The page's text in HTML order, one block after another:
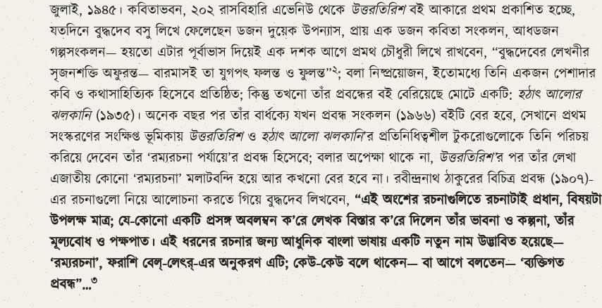
জুলাই, ১৯৪৫। কবিতাভবন, ২০২ রাসবিহারি এভেনিউ থেকে উত্তরতিরিশবই আকারে প্রথম প্রকাশিত হচ্ছে,
যতদিনে বুদ্ধদেব বসু লিখে ফেলেছেন ডজন দুয়েক উপন্যাস, প্রায় এক ডজন কবিতা সংকলন, আধডজন
গল্পসংকলন— হয়তো এটার পূর্বাভাস দিয়েই এক দশক আগে প্রমথ চৌধুরী লিখে রাখবেন, “বুদ্ধদেবের লেখনীর
সৃজনশক্তি অফুরন্ত— বারমাসই তা যুগপৎ ফলন্ত ও ফুলন্ত”২; বলা নিষ্প্রয়োজন, ইতোমধ্যে তিনি একজন পেশাদার
কবি ও কথাসাহিত্যিক হিসেবে প্রতিষ্ঠিত; কিন্তু তখনো তাঁর প্রবন্ধের বই বেরিয়েছে মোটে একটি: হঠাৎ আলোর
ঝলকানি(১৯৩৫)। অনেক বছর পর তাঁর বার্ধক্যে যখন প্রবন্ধ সংকলন (১৯৬৬) বইটি বের হবে, সেখানে প্রথম
সংস্করণের সংক্ষিপ্ত ভূমিকায় উত্তরতিরিশও হঠাৎ আলো ঝলকানি’র প্রতিনিধিত্বশীল টুকরোগুলোকে তিনি পরিচয়
করিয়ে দেবেন তাঁর ‘রম্যরচনা পর্যায়ে’র প্রবন্ধ হিসেবে; বলার অপেক্ষা থাকে না,উত্তরতিরিশ’র পর তাঁর লেখা
এজাতীয় কোনো ‘রম্যরচনা’ মলাটবন্দি হয়ে আর কখনো বের হবে না। রবীন্দ্রনাথ ঠাকুরের বিচিত্র প্রবন্ধ (১৯০৭)-
এর রচনাগুলো নিয়ে আলোচনা করতে গিয়ে বুদ্ধদেব লিখবেন, “এই অংশের রচনাগুলিতে রচনাটাই প্রধান, বিষয়টা
উপলক্ষ মাত্র; যে-কোনো একটি প্রসঙ্গ অবলম্বন ক’রে লেখক বিস্তার ক’রে দিলেন তাঁর ভাবনা ও কল্পনা, তাঁর
মূল্যবোধ ও পক্ষপাত। এই ধরনের রচনার জন্য আধুনিক বাংলা ভাষায় একটি নতুন নাম উদ্ভাবিত হয়েছে—
‘রম্যরচনা’, ফরাশি বেল্-লেৎর্-এর অনুকরণ এটি; কেউ-কেউ বলে থাকেন— বা আগে বলতেন— ‘ব্যক্তিগত
প্রবন্ধ”…৩